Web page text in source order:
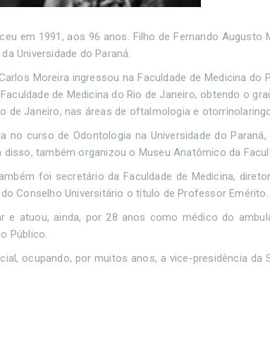
em 1991, aos 96 anos. Filho de Fernando Augusto
Universidade do Paraná.
Moreira ingressou na Faculdade de Medicina do
de Medicina do Rio de Janeiro, obtendo o
de Janeiro, nas áreas de oftalmologia e
curso de Odontologia na Universidade do Paraná,
também organizou o Museu Anatômico da
foi secretário da Faculdade de Medicina,
Conselho Universitário o título de Professor Emérito.
e atuou, ainda, por 28 anos como médico do
Público.
ocupando, por muitos anos, a vice-presidência da